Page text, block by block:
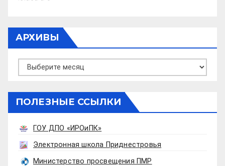
АРХИВЫ
Архивы
ПОЛЕЗНЫЕ ССЫЛКИ
ГОУ ДПО «ИРОиПК»
Электронная школа Приднестровья
Министерство просвещения ПМР